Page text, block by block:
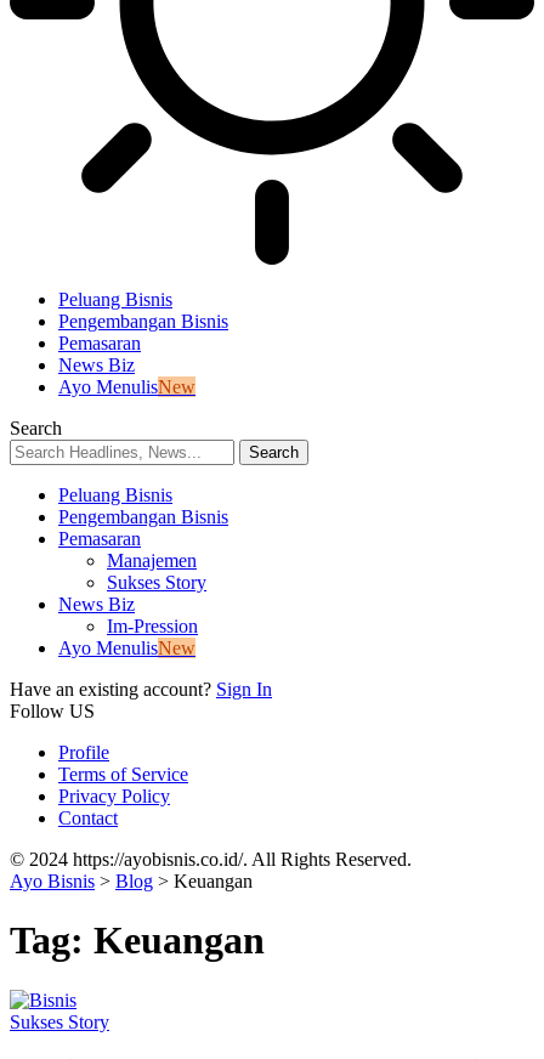
Peluang Bisnis
Pengembangan Bisnis
Pemasaran
News Biz
Ayo MenulisNew
Search
Peluang Bisnis
Pengembangan Bisnis
Pemasaran
Manajemen
Sukses Story
News Biz
Im-Pression
Ayo MenulisNew
Have an existing account? Sign In
Follow US
Profile
Terms of Service
Privacy Policy
Contact
© 2024 https://ayobisnis.co.id/. All Rights Reserved.
Ayo Bisnis > Blog > Keuangan
Tag: Keuangan
Sukses Story